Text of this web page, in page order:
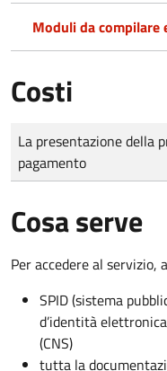
Moduli da compilare
Costi
Tipo di pagamento
Importo
La presentazione della
pagamento
Cosa serve
Per accedere al servizio,
SPID (sistema
d’identità
(CNS)
tutta la